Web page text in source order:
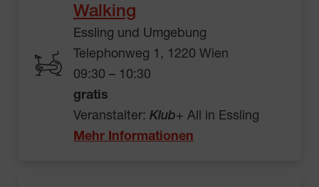
Walking
Essling und Umgebung
Telephonweg 1, 1220 Wien
09:30 – 10:30
gratis
Veranstalter: Klub+ All in Essling
Mehr Informationen